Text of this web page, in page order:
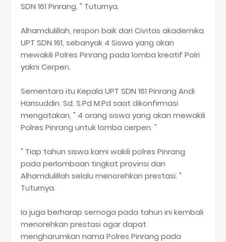
SDN 161 Pinrang. " Tuturnya.
Alhamdulillah, respon baik dari Civitas akademika
UPT SDN 161, sebanyak 4 Siswa yang akan
mewakili Polres Pinrang pada lomba kreatif Polri
yakni Cerpen.
Sementara itu Kepala UPT SDN 161 Pinrang Andi
Harisuddin. Sd. S.Pd M.Pd saat dikonfirmasi
mengatakan, " 4 orang siswa yang akan mewakili
Polres Pinrang untuk lomba cerpen. "
" Tiap tahun siswa kami wakili polres Pinrang
pada perlombaan tingkat provinsi dan
Alhamdulillah selalu menorehkan prestasi. "
Tuturnya.
Ia juga berharap semoga pada tahun ini kembali
menorehkan prestasi agar dapat
mengharumkan nama Polres Pinrang pada